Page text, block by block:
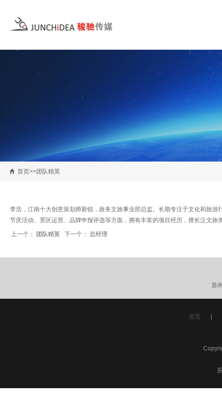
首页>>团队精英
李浩，江南十大创意策划师新锐，政务文旅事业部总监。长期专注于文化和旅
节庆活动、景区运营、品牌申报评选等方面，拥有丰富的项目经历，擅长泛文旅
上一个：
团队精英 下一个： 总经理
苏
首页